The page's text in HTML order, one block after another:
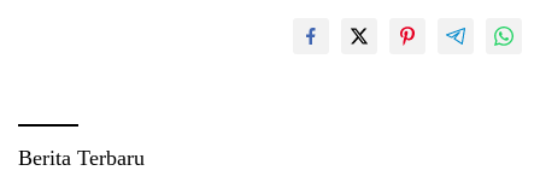
Berita Terbaru